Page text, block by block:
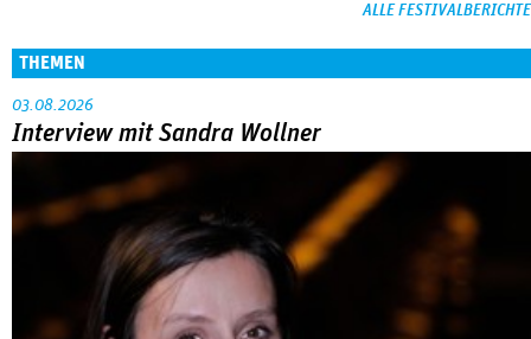
ALLE FESTIVALBERICHTE
THEMEN
03.08.2026
Interview mit Sandra Wollner